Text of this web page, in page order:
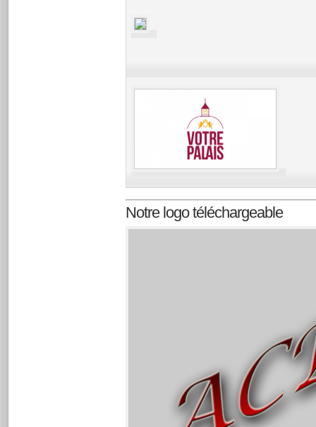
Notre logo téléchargeable